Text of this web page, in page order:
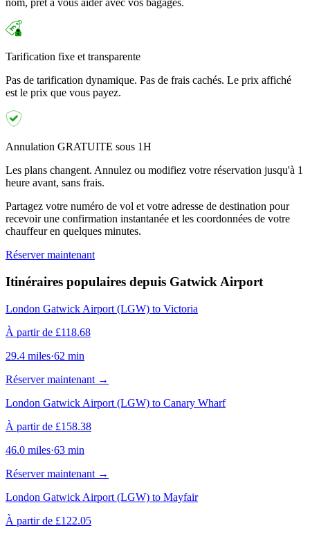
nom, prêt à vous aider avec vos bagages.
Tarification fixe et transparente
Pas de tarification dynamique. Pas de frais cachés. Le prix affiché
est le prix que vous payez.
Annulation GRATUITE sous 1H
Les plans changent. Annulez ou modifiez votre réservation jusqu'à 1
heure avant, sans frais.
Partagez votre numéro de vol et votre adresse de destination pour
recevoir une confirmation instantanée et les coordonnées de votre
chauffeur en quelques minutes.
Réserver maintenant
Itinéraires populaires depuis Gatwick Airport
London Gatwick Airport (LGW) to Victoria
À partir de £118.68
29.4 miles·62 min
Réserver maintenant →
London Gatwick Airport (LGW) to Canary Wharf
À partir de £158.38
46.0 miles·63 min
Réserver maintenant →
London Gatwick Airport (LGW) to Mayfair
À partir de £122.05